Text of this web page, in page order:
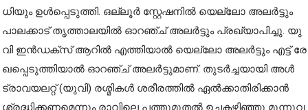
ധി​യും ഉ​ൾ​പ്പെ​ടു​ത്തി. ഒ​ല്ലൂ​ർ സ്റ്റേ​ഷ​നി​ൽ യെ​ല്ലോ അ​ല​ർ​ട്ടും
പാ​ല​ക്കാ​ട് തൃ​ത്താ​ല​യി​ൽ ഓ​റ​ഞ്ച് അ​ല​ർ​ട്ടും പ്ര​ഖ്യാ​പി​ച്ചു. യു​
വി ഇ​ൻ​ഡ​ക്സ് ആ​റി​ൽ എ​ത്തി​യാ​ൽ യെ​ല്ലോ അ​ല​ർ​ട്ടും എ​ട്ട് രേ​
ഖ​പ്പെ​ടു​ത്തി​യാ​ൽ ഓ​റ​ഞ്ച് അ​ല​ർ​ട്ടു​മാ​ണ്. തു​ട​ർ​ച്ച​യാ​യി അ​ൾ​
ട്രാ​വ​യ​ല​റ്റ് (യു​വി) ര​ശ്മി​ക​ൾ ശ​രീ​ര​ത്തി​ൽ ഏ​ൽ​ക്കാ​തി​രി​ക്കാ​ൻ
ശ്ര​ദ്ധി​ക്ക​ണ​മെ​ന്നും രാ​വി​ലെ പ​ത്തു​മു​ത​ൽ ഉ​ച്ച​ക​ഴി​ഞ്ഞു മൂ​ന്നു​വ​